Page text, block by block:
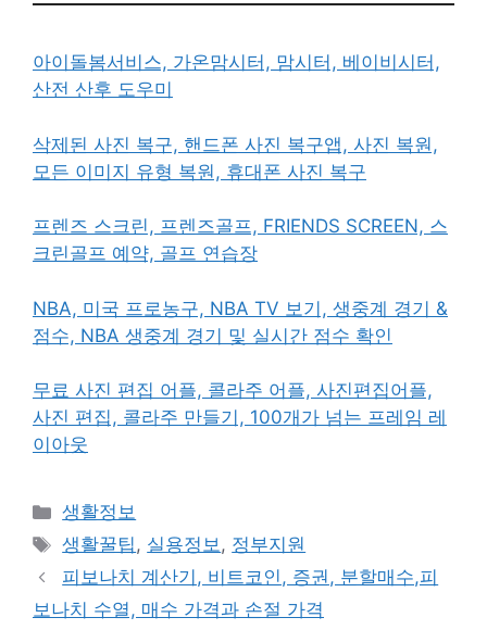
아이돌봄서비스, 가온맘시터, 맘시터, 베이비시터,
산전 산후 도우미
삭제된 사진 복구, 핸드폰 사진 복구앱, 사진 복원,
모든 이미지 유형 복원, 휴대폰 사진 복구
프렌즈 스크린, 프렌즈골프, FRIENDS SCREEN, 스
크린골프 예약, 골프 연습장
NBA, 미국 프로농구, NBA TV 보기, 생중계 경기 &
점수, NBA 생중계 경기 및 실시간 점수 확인
무료 사진 편집 어플, 콜라주 어플, 사진편집어플,
사진 편집, 콜라주 만들기, 100개가 넘는 프레임 레
이아웃
카
테
리
생활정보
태
그
생활꿀팁, 실용정보, 정부지원
피보나치 계산기, 비트코인, 증권, 분할매수,피
보나치 수열, 매수 가격과 손절 가격